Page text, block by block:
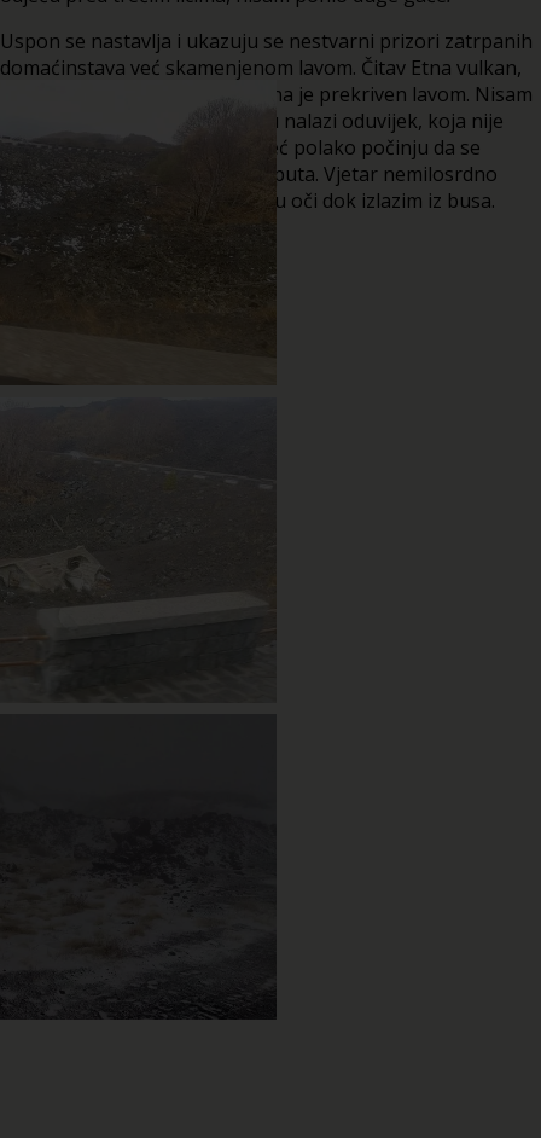
Uspon se nastavlja i ukazuju se nestvarni prizori zatrpanih
domaćinstava već skamenjenom lavom. Čitav Etna vulkan,
koji je zapravo ogromna planina je prekriven lavom. Nisam
vidio ni jednu stijenu koja se tu nalazi oduvijek, koja nije
izbačena iz zemljine utrobe. Već polako počinju da se
ukazuju nanosi snijega pored puta. Vjetar nemilosrdno
duva i baca mi pahulje snijega u oči dok izlazim iz busa.